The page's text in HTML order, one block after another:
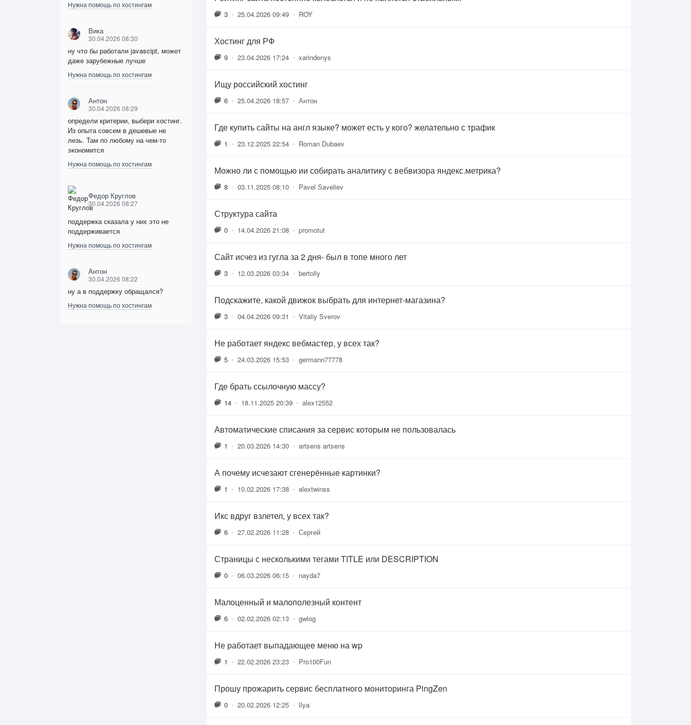
Нужна помощь по хостингам
Вика
30.04.2026 08:30
ну что бы работали javascipt, может
даже зарубежные лучше
Нужна помощь по хостингам
Антон
30.04.2026 08:29
определи критерии, выбери хостинг.
Из опыта совсем в дешевые не
лезь. Там по любому на чем-то
экономится
Нужна помощь по хостингам
Федор Круглов
30.04.2026 08:27
поддержка сказала у них это не
поддерживается
Нужна помощь по хостингам
Антон
30.04.2026 08:22
ну а в поддержку обращался?
Нужна помощь по хостингам
3 • 25.04.2026 09:49 • ROY
Хостинг для РФ
9 • 23.04.2026 17:24 • xarindenys
Ищу российский хостинг
6 • 25.04.2026 18:57 • Антон
Где купить сайты на англ языке? может есть у кого? желательно с трафик
1 • 23.12.2025 22:54 • Roman Dubaev
Можно ли с помощью ии собирать аналитику с вебвизора яндекс.метрика?
8 • 03.11.2025 08:10 • Pavel Saveliev
Структура сайта
0 • 14.04.2026 21:08 • promotut
Сайт исчез из гугла за 2 дня- был в топе много лет
3 • 12.03.2026 03:34 • bertolly
Подскажите, какой движок выбрать для интернет-магазина?
3 • 04.04.2026 09:31 • Vitaliy Sverov
Не работает яндекс вебмастер, у всех так?
5 • 24.03.2026 15:53 • germann77778
Где брать ссылочную массу?
14 • 18.11.2025 20:39 • alex12552
Автоматические списания за сервис которым не пользовалась
1 • 20.03.2026 14:30 • artsens artsens
А почему исчезают сгенерённые картинки?
1 • 10.02.2026 17:38 • alextwinss
Икс вдруг взлетел, у всех так?
6 • 27.02.2026 11:28 • Сергей
Страницы с несколькими тегами TITLE или DESCRIPTION
0 • 06.03.2026 06:15 • nayda7
Малоценный и малополезный контент
6 • 02.02.2026 02:13 • gwlog
Не работает выпадающее меню на wp
1 • 22.02.2026 23:23 • Pro100Fun
Прошу прожарить сервис бесплатного мониторинга PingZen
0 • 20.02.2026 12:25 • Ilya